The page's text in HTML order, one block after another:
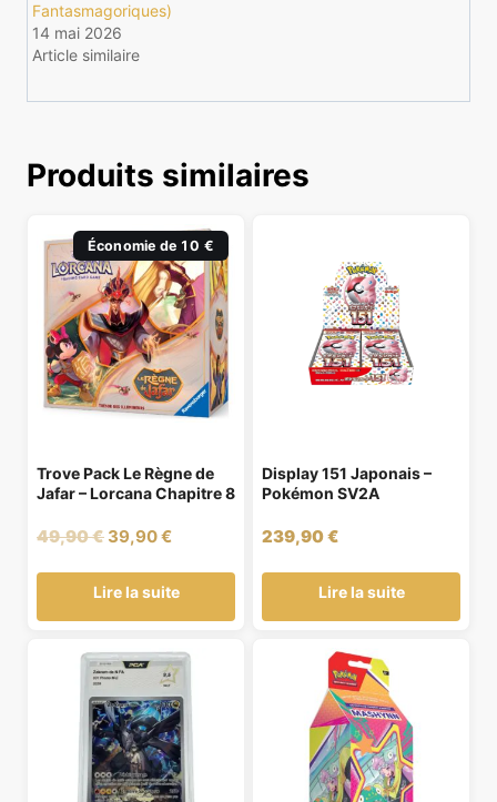
Fantasmagoriques)
14 mai 2026
Article similaire
Produits similaires
Économie de 10 €
Trove Pack Le Règne de
Jafar – Lorcana Chapitre 8
49,90€ Le
initial
39,90€Le
actuel
Lire la suite
Display 151 Japonais –
Pokémon SV2A
239,90€
Lire la suite